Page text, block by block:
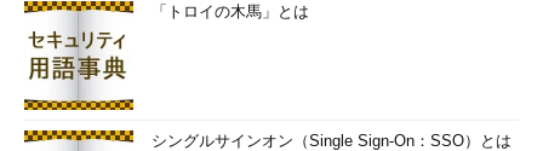
「トロイの木馬」とは
シングルサインオン（Single Sign-On：SSO）とは